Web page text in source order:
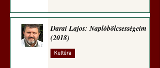
Darai Lajos: Naplóbölcsességeim
(2018)
Kultúra